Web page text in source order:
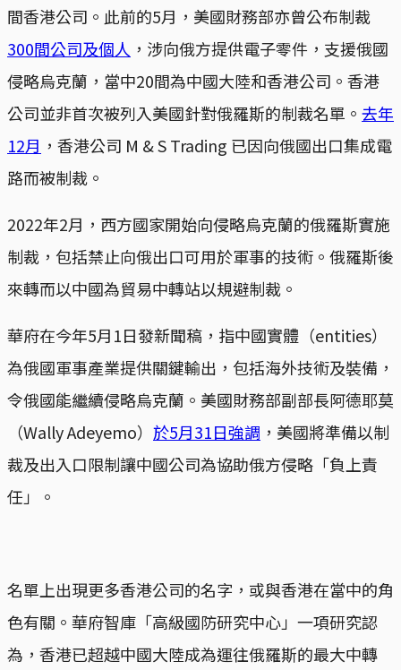
間香港公司。此前的5月，美國財務部亦曾公布制裁
300間公司及個人 ，涉向俄方提供電子零件，支援俄國
侵略烏克蘭，當中20間為中國大陸和香港公司。香港
公司並非首次被列入美國針對俄羅斯的制裁名單。 去年
12月 ，香港公司 M & S Trading 已因向俄國出口集成電
路而被制裁。
2022年2月，西方國家開始向侵略烏克蘭的俄羅斯實施
制裁，包括禁止向俄出口可用於軍事的技術。俄羅斯後
來轉而以中國為貿易中轉站以規避制裁。
華府在今年5月1日發新聞稿，指中國實體（entities）
為俄國軍事產業提供關鍵輸出，包括海外技術及裝備，
令俄國能繼續侵略烏克蘭。美國財務部副部長阿德耶莫
（Wally Adeyemo） 於5月31日強調 ，美國將準備以制
裁及出入口限制讓中國公司為協助俄方侵略「負上責
任」。
名單上出現更多香港公司的名字，或與香港在當中的角
色有關。華府智庫「高級國防研究中心」一項研究認
為，香港已超越中國大陸成為運往俄羅斯的最大中轉